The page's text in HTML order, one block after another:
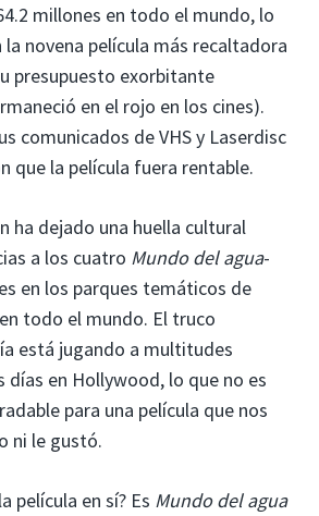
millones en todo el mundo, lo
novena película más recaltadora
presupuesto exorbitante
en el rojo en los cines).
comunicados de VHS y Laserdisc
que la película fuera rentable.
ha dejado una huella cultural
a los cuatro Mundo del agua-
en los parques temáticos de
todo el mundo. El truco
está jugando a multitudes
días en Hollywood, lo que no es
para una película que nos
ni le gustó.
película en sí? Es Mundo del agua